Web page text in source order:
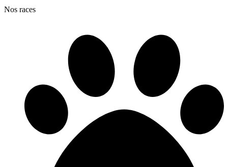
Nos races